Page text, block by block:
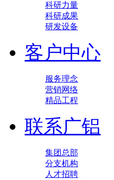
科研力量
科研成果
研发设备
客户中心
服务理念
营销网络
精品工程
联系广铝
集团总部
分支机构
人才招聘